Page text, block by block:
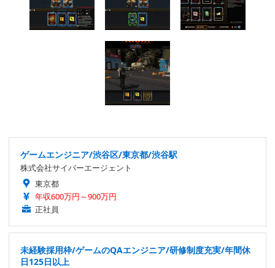
ゲームエンジニア/渋谷区/東京都/渋谷駅
株式会社サイバーエージェント
東京都
年収600万円～900万円
正社員
未経験採用枠/ゲームのQAエンジニア/研修制度充実/年間休
日125日以上